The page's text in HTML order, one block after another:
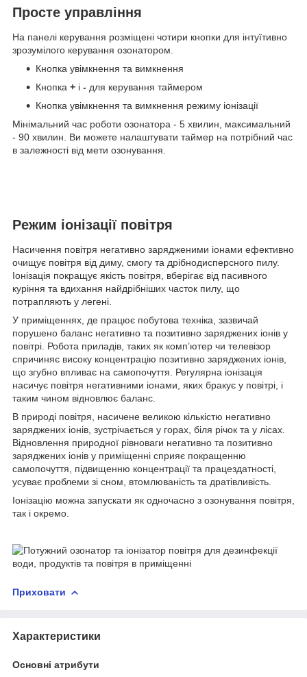
Просте управління
На панелі керування розміщені чотири кнопки для інтуїтивно
зрозумілого керування озонатором.
Кнопка увімкнення та вимкнення
Кнопка + і - для керування таймером
Кнопка увімкнення та вимкнення режиму іонізації
Мінімальний час роботи озонатора - 5 хвилин, максимальний
- 90 хвилин. Ви можете налаштувати таймер на потрібний час
в залежності від мети озонування.
Режим іонізації повітря
Насичення повітря негативно зарядженими іонами ефективно
очищує повітря від диму, смогу та дрібнодисперсного пилу.
Іонізація покращує якість повітря, вберігає від пасивного
куріння та вдихання найдрібніших часток пилу, що
потрапляють у легені.
У приміщеннях, де працює побутова техніка, зазвичай
порушено баланс негативно та позитивно заряджених іонів у
повітрі. Робота приладів, таких як комп’ютер чи телевізор
спричиняє високу концентрацію позитивно заряджених іонів,
що згубно впливає на самопочуття. Регулярна іонізація
насичує повітря негативними іонами, яких бракує у повітрі, і
таким чином відновлює баланс.
В природі повітря, насичене великою кількістю негативно
заряджених іонів, зустрічається у горах, біля річок та у лісах.
Відновлення природної рівноваги негативно та позитивно
заряджених іонів у приміщенні сприяє покращенню
самопочуття, підвищенню концентрації та працездатності,
усуває проблеми зі сном, втомлюваність та дратівливість.
Іонізацію можна запускати як одночасно з озонування повітря,
так і окремо.
Приховати
Характеристики
Основні атрибути